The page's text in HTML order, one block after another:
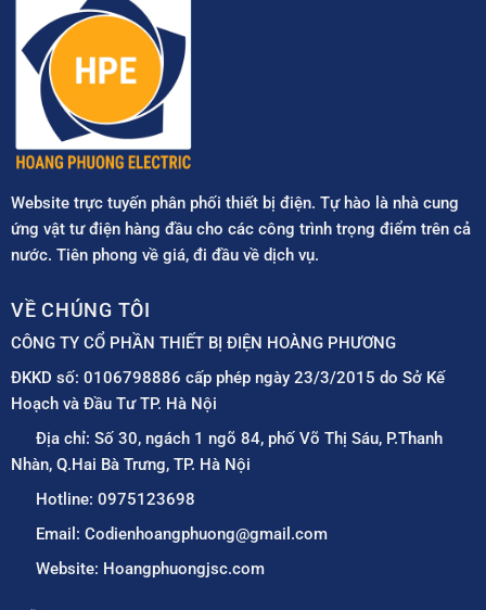
Website trực tuyến phân phối thiết bị điện. Tự hào là nhà cung
ứng vật tư điện hàng đầu cho các công trình trọng điểm trên cả
nước. Tiên phong về giá, đi đầu về dịch vụ.
VỀ CHÚNG TÔI
CÔNG TY CỔ PHẦN THIẾT BỊ ĐIỆN HOÀNG PHƯƠNG
ĐKKD số: 0106798886 cấp phép ngày 23/3/2015 do Sở Kế
Hoạch và Đầu Tư TP. Hà Nội
Địa chỉ: Số 30, ngách 1 ngõ 84, phố Võ Thị Sáu, P.Thanh
Nhàn, Q.Hai Bà Trưng, TP. Hà Nội
Hotline: 0975123698
Email: Codienhoangphuong@gmail.com
Website: Hoangphuongjsc.com